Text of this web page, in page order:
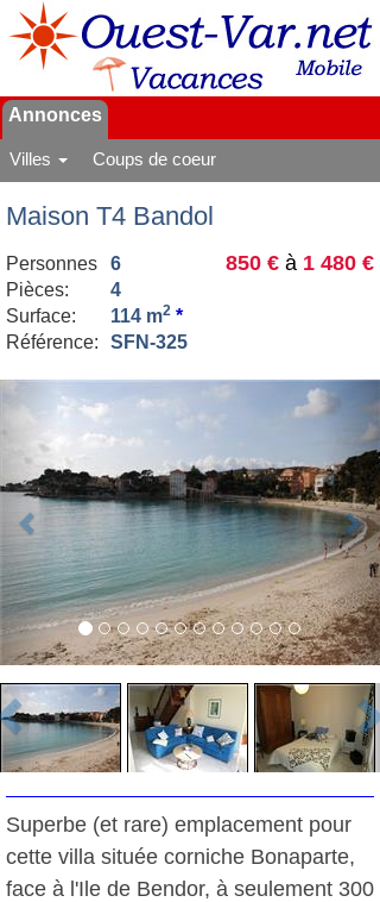
Annonces
Villes Coups de coeur
Maison T4 Bandol
850 € à 1 480 €
Personnes
6
Pièces:
4
Surface:
114 m2 *
Référence:
SFN-325
Superbe (et rare) emplacement pour
cette villa située corniche Bonaparte,
face à l'Ile de Bendor, à seulement 300